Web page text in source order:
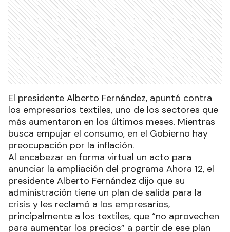
El presidente Alberto Fernández, apuntó contra
los empresarios textiles, uno de los sectores que
más aumentaron en los últimos meses. Mientras
busca empujar el consumo, en el Gobierno hay
preocupación por la inflación.
Al encabezar en forma virtual un acto para
anunciar la ampliación del programa Ahora 12, el
presidente Alberto Fernández dijo que su
administración tiene un plan de salida para la
crisis y les reclamó a los empresarios,
principalmente a los textiles, que “no aprovechen
para aumentar los precios” a partir de ese plan